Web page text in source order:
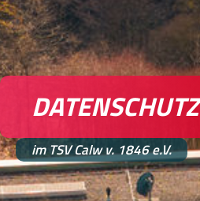
DATENSCHUTZ
im TSV Calw v. 1846 e.V.